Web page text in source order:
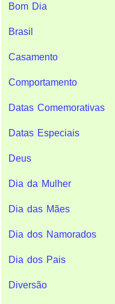
Bom Dia
Brasil
Casamento
Comportamento
Datas Comemorativas
Datas Especiais
Deus
Dia da Mulher
Dia das Mães
Dia dos Namorados
Dia dos Pais
Diversão